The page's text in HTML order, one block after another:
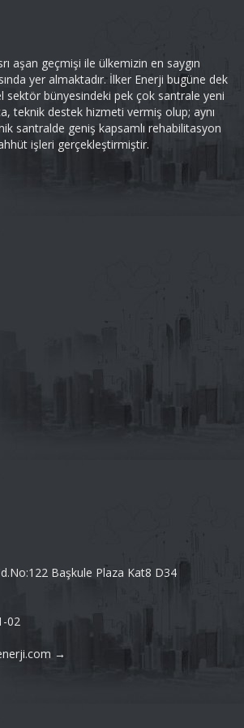
aşan geçmişi ile ülkemizin en saygın
yer almaktadır. İlker Enerji bugüne dek
sektör bünyesindeki pek çok santrale yeni
teknik destek hizmeti vermiş olup; aynı
santralde geniş kapsamlı rehabilitasyon
işleri gerçekleştirmiştir.
Başkule Plaza Kat8 D34
02
→